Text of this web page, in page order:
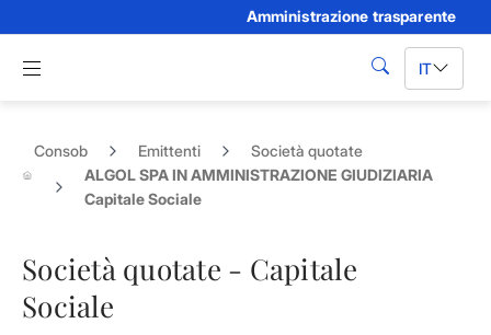
Amministrazione trasparente
Apri menu di navigazione
cerca IT
Consob Emittenti
Società quotate
ALGOL SPA IN AMMINISTRAZIONE GIUDIZIARIA
Capitale Sociale
Società quotate - Capitale
Sociale